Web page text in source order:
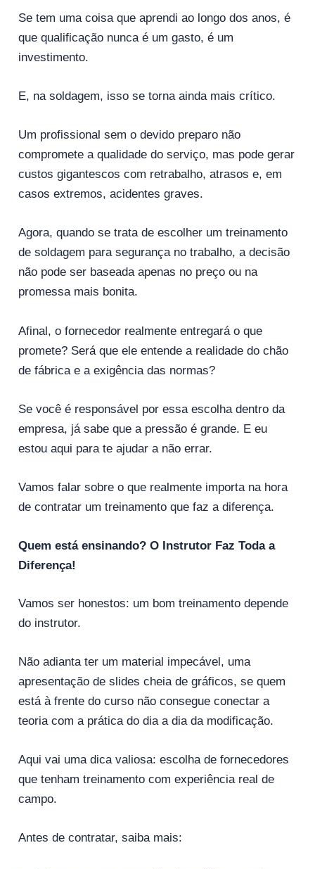
Se tem uma coisa que aprendi ao longo dos anos, é
que qualificação nunca é um gasto, é um
investimento.
E, na soldagem, isso se torna ainda mais crítico.
Um profissional sem o devido preparo não
compromete a qualidade do serviço, mas pode gerar
custos gigantescos com retrabalho, atrasos e, em
casos extremos, acidentes graves.
Agora, quando se trata de escolher um treinamento
de soldagem para segurança no trabalho, a decisão
não pode ser baseada apenas no preço ou na
promessa mais bonita.
Afinal, o fornecedor realmente entregará o que
promete? Será que ele entende a realidade do chão
de fábrica e a exigência das normas?
Se você é responsável por essa escolha dentro da
empresa, já sabe que a pressão é grande. E eu
estou aqui para te ajudar a não errar.
Vamos falar sobre o que realmente importa na hora
de contratar um treinamento que faz a diferença.
Quem está ensinando? O Instrutor Faz Toda a
Diferença!
Vamos ser honestos: um bom treinamento depende
do instrutor.
Não adianta ter um material impecável, uma
apresentação de slides cheia de gráficos, se quem
está à frente do curso não consegue conectar a
teoria com a prática do dia a dia da modificação.
Aqui vai uma dica valiosa: escolha de fornecedores
que tenham treinamento com experiência real de
campo.
Antes de contratar, saiba mais: